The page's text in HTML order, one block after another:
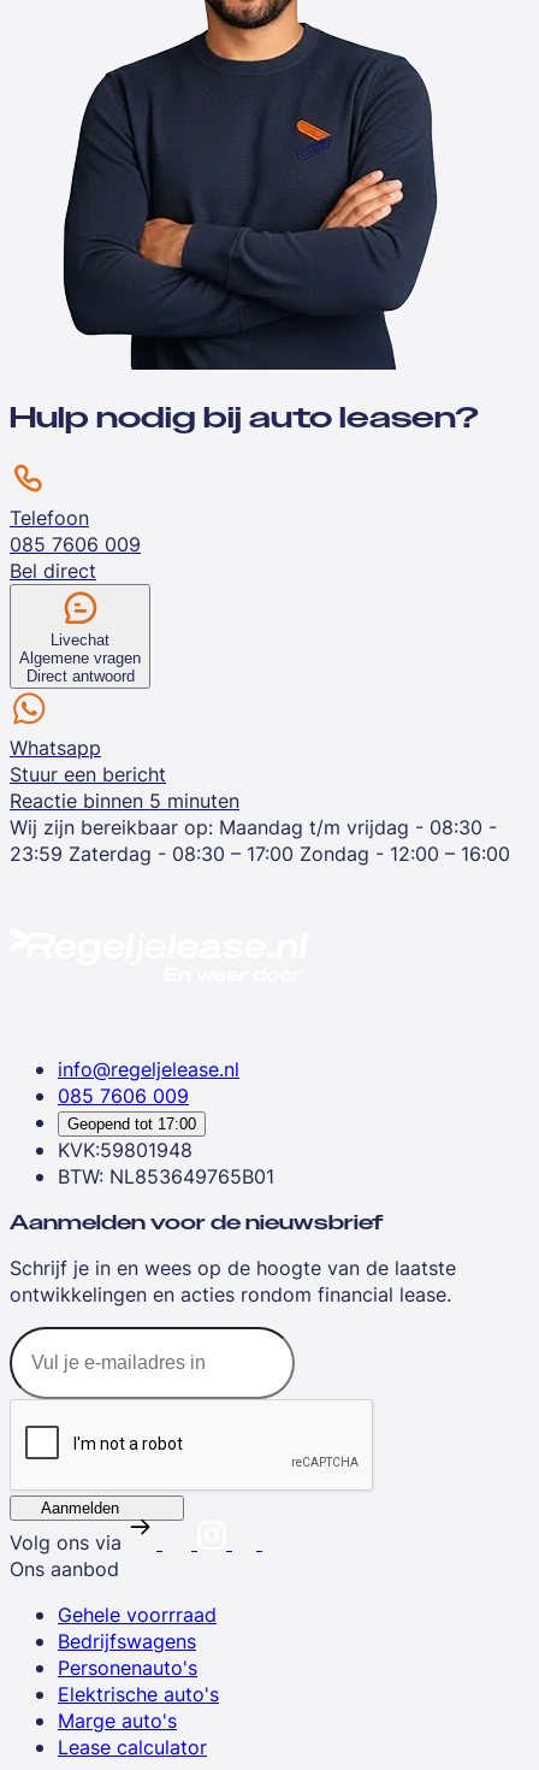
Hulp nodig bij auto leasen?
Telefoon
085 7606 009
Bel direct
Livechat
Algemene vragen
Direct antwoord
Whatsapp
Stuur een bericht
Reactie binnen 5 minuten
Wij zijn bereikbaar op: Maandag t/m vrijdag - 08:30 -
23:59 Zaterdag - 08:30 – 17:00 Zondag - 12:00 – 16:00
info@regeljelease.nl
085 7606 009
Geopend tot 17:00
KVK:59801948
BTW: NL853649765B01
Aanmelden voor de nieuwsbrief
Schrijf je in en wees op de hoogte van de laatste
ontwikkelingen en acties rondom financial lease.
Aanmelden
Volg ons via
Ons aanbod
Gehele voorrraad
Bedrijfswagens
Personenauto's
Elektrische auto's
Marge auto's
Lease calculator